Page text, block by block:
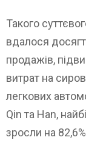
Такого
вдалося
продажів,
витрат на
легкових
Qin та Han,
зросли на